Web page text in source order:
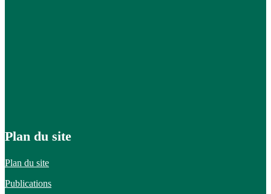
Plan du site
Plan du site
Publications